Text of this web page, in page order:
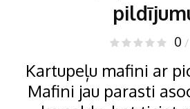
0
Kartupeļu mafini ar
Mafini jau parasti